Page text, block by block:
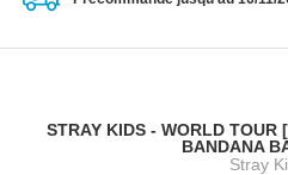
STRAY KIDS - WORLD TOUR
BANDANA
Stray